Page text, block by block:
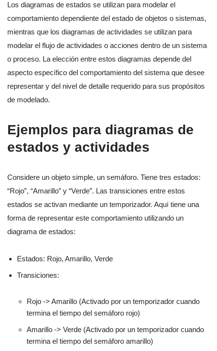
Los diagramas de estados se utilizan para modelar el
comportamiento dependiente del estado de objetos o sistemas,
mientras que los diagramas de actividades se utilizan para
modelar el flujo de actividades o acciones dentro de un sistema
o proceso. La elección entre estos diagramas depende del
aspecto específico del comportamiento del sistema que desee
representar y del nivel de detalle requerido para sus propósitos
de modelado.
Ejemplos para diagramas de
estados y actividades
Considere un objeto simple, un semáforo. Tiene tres estados:
“Rojo”, “Amarillo” y “Verde”. Las transiciones entre estos
estados se activan mediante un temporizador. Aquí tiene una
forma de representar este comportamiento utilizando un
diagrama de estados:
Estados: Rojo, Amarillo, Verde
Transiciones:
Rojo -> Amarillo (Activado por un temporizador cuando
termina el tiempo del semáforo rojo)
Amarillo -> Verde (Activado por un temporizador cuando
termina el tiempo del semáforo amarillo)